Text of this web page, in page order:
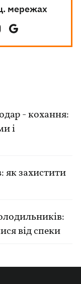
мережах
- кохання:
і
як захистити
від спеки